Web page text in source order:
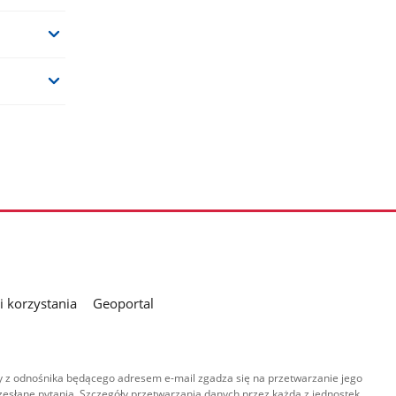
korzystania
Geoportal
odnośnika będącego adresem e-mail zgadza się na przetwarzanie jego